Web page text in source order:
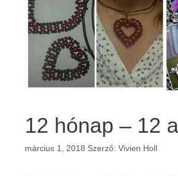
12 hónap – 12
március 1, 2018 Szerző: Vivien Holl